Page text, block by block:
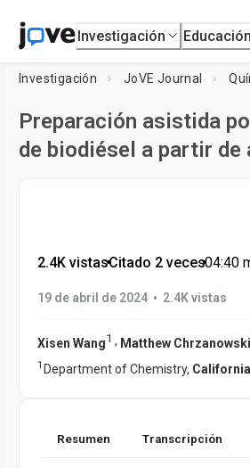
Investigación Educación
Investigación JoVE Journal
Preparación asistida
de biodiésel a partir
2.4K vistas•Citado 2 veces•04:40
19 de abril de 2024 • 2.4K vistas
Xisen Wang1 , Matthew Chrzanowski
1 Department of Chemistry,
Resumen Transcripción